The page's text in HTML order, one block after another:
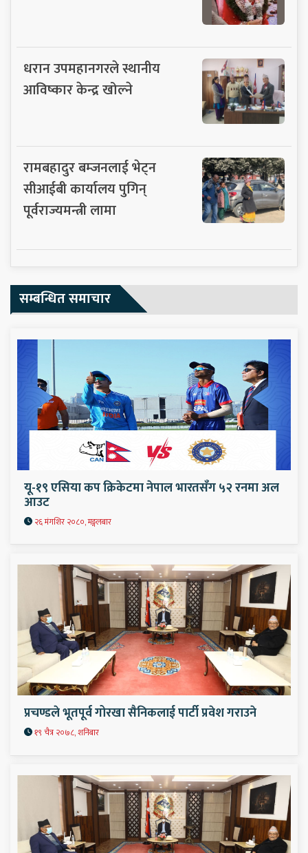
धरान उपमहानगरले स्थानीय
आविष्कार केन्द्र खोल्ने
रामबहादुर बम्जनलाई भेट्न
सीआईबी कार्यालय पुगिन्
पूर्वराज्यमन्त्री लामा
सम्बन्धित समाचार
यू-१९ एसिया कप क्रिकेटमा नेपाल भारतसँग ५२ रनमा अल
आउट
२६ मंगशिर २०८०, मङ्गलबार
प्रचण्डले भूतपूर्व गोरखा सैनिकलाई पार्टी प्रवेश गराउने
१९ चैत्र २०७८, शनिबार